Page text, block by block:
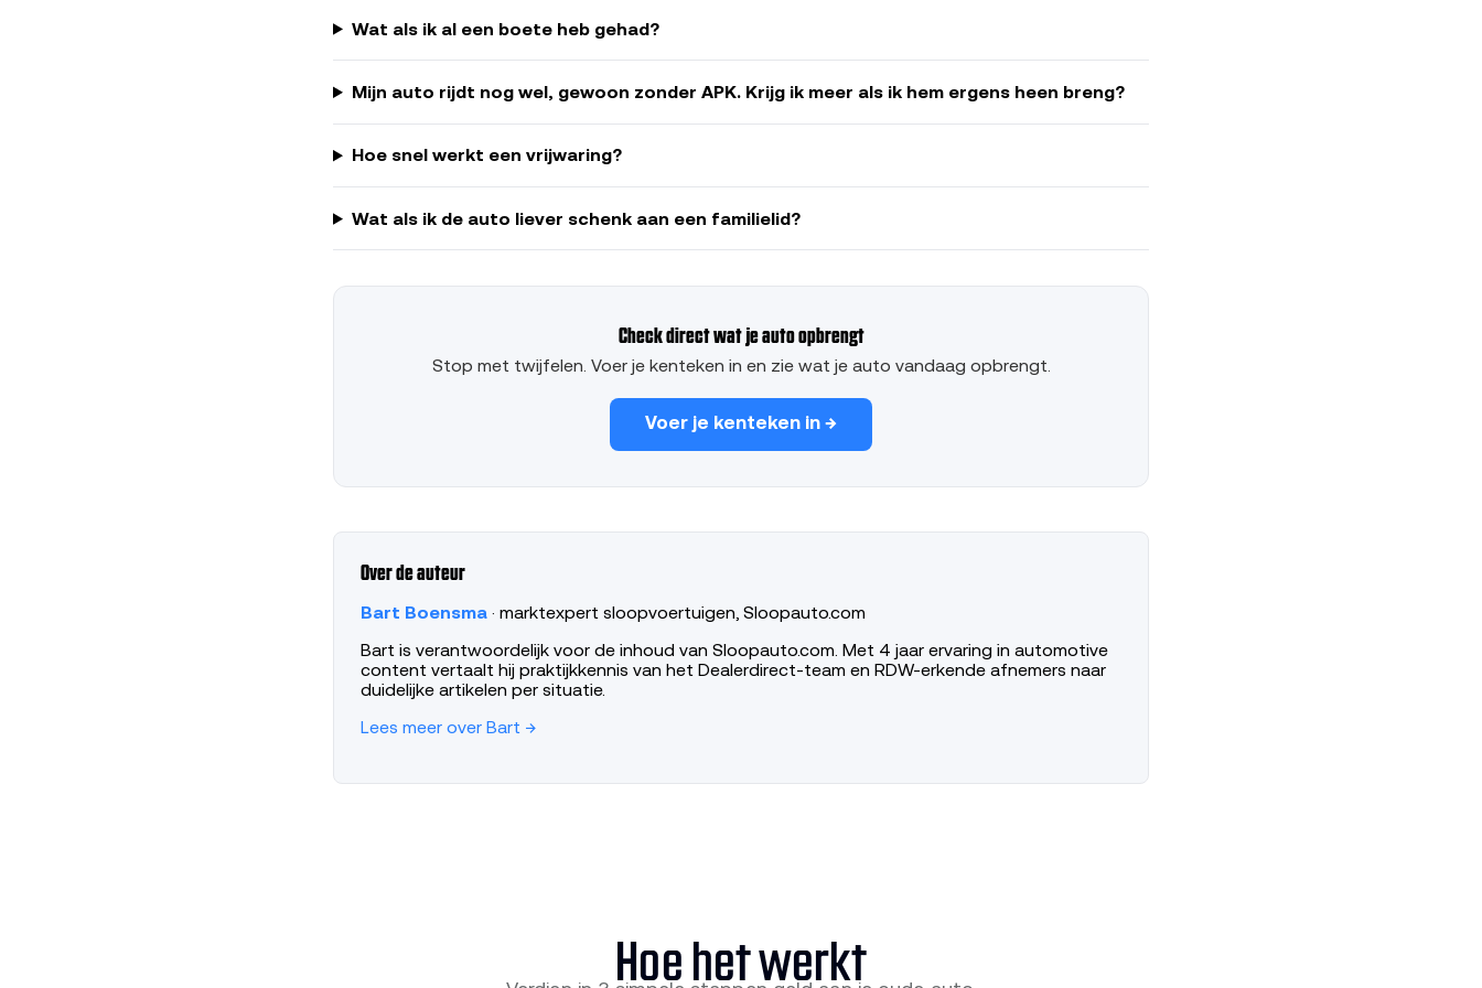
Wat als ik al een boete heb gehad?
Mijn auto rijdt nog wel, gewoon zonder APK. Krijg ik meer als ik hem ergens heen breng?
Hoe snel werkt een vrijwaring?
Wat als ik de auto liever schenk aan een familielid?
Check direct wat je auto opbrengt
Stop met twijfelen. Voer je kenteken in en zie wat je auto vandaag opbrengt.
Voer je kenteken in →
Over de auteur
Bart Boensma · marktexpert sloopvoertuigen, Sloopauto.com
Bart is verantwoordelijk voor de inhoud van Sloopauto.com. Met 4 jaar ervaring in automotive
content vertaalt hij praktijkkennis van het Dealerdirect-team en RDW-erkende afnemers naar
duidelijke artikelen per situatie.
Lees meer over Bart →
Hoe het werkt